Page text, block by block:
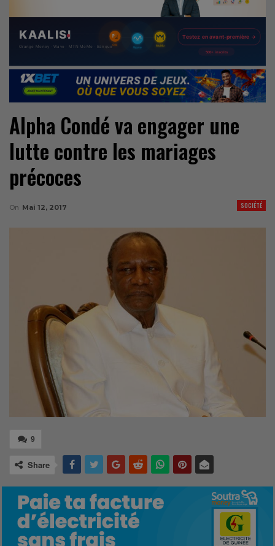
Alpha Condé va engager une
lutte contre les mariages
précoces
SOCIÉTÉ
On Mai 12, 2017
9
Share